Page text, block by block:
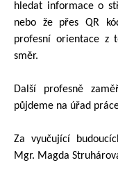
hledat informace o
nebo že přes QR
profesní orientace z
směr.
Další profesně
půjdeme na úřad
Za vyučující
Mgr. Magda